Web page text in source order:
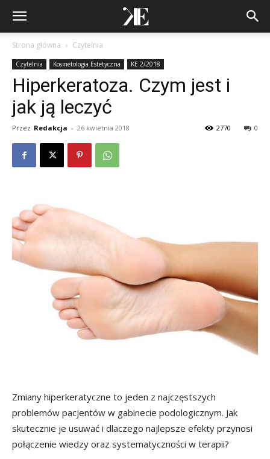
Strona główna Czytelnia
Czytelnia Kosmetologia Estetyczna KE 2/2018
Hiperkeratoza. Czym jest i
jak ją leczyć
Przez Redakcja - 26 kwietnia 2018 0
2770
Zmiany hiperkeratyczne to jeden z najczęstszych
problemów pacjentów w gabinecie podologicznym. Jak
skutecznie je usuwać i dlaczego najlepsze efekty przynosi
połączenie wiedzy oraz systematyczności w terapii?